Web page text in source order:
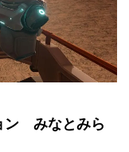
ン みなとみら